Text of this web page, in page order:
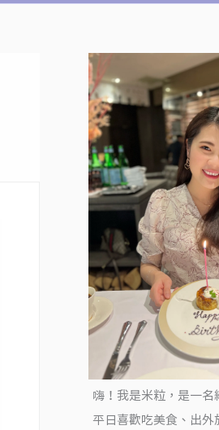
嗨！我是米粒，是一名
平日喜歡吃美食、出外